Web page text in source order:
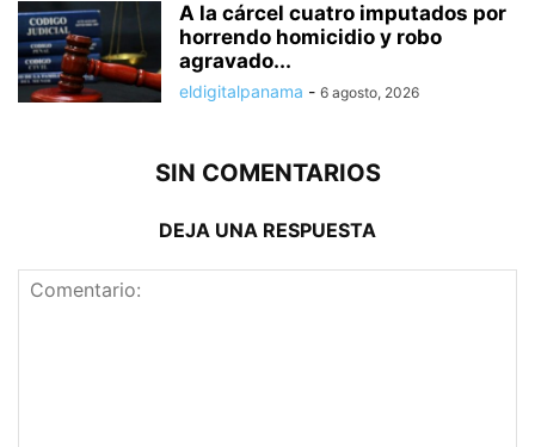
A la cárcel cuatro imputados por
horrendo homicidio y robo
agravado...
eldigitalpanama - 6 agosto, 2026
SIN COMENTARIOS
DEJA UNA RESPUESTA